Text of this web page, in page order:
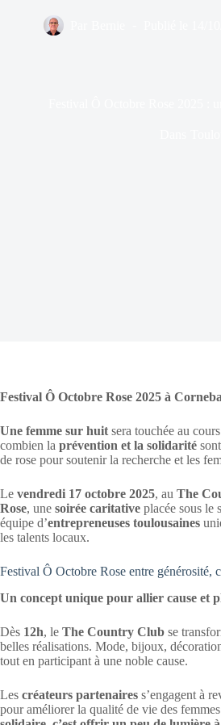
Festival Ô Octobre Rose 2025 à
Une femme sur huit sera touchée au
combien la prévention et la solidarité
de rose pour soutenir la recherche et les
Le vendredi 17 octobre 2025, au The
Rose, une soirée caritative placée sous le
équipe d’entrepreneuses toulousaines
les talents locaux.
Festival Ô Octobre Rose entre générosité,
Un concept unique pour allier cause et
Dès 12h, le The Country Club se
belles réalisations. Mode, bijoux,
tout en participant à une noble cause.
Les créateurs partenaires s’engagent à
pour améliorer la qualité de vie des